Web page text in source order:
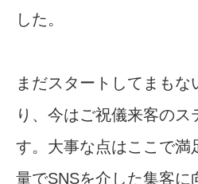
した。
まだスタートしてまもな
り、今はご祝儀来客のス
す。大事な点はここで満
量でSNSを介した集客に